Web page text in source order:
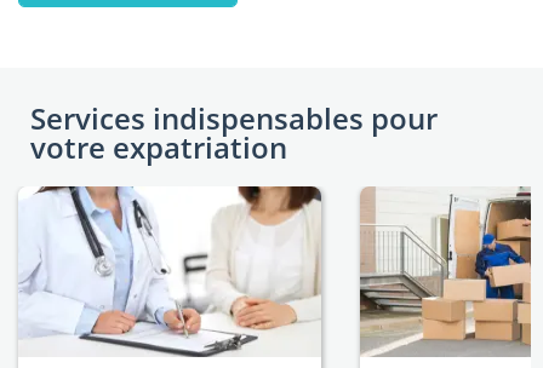
Services indispensables pour
votre expatriation